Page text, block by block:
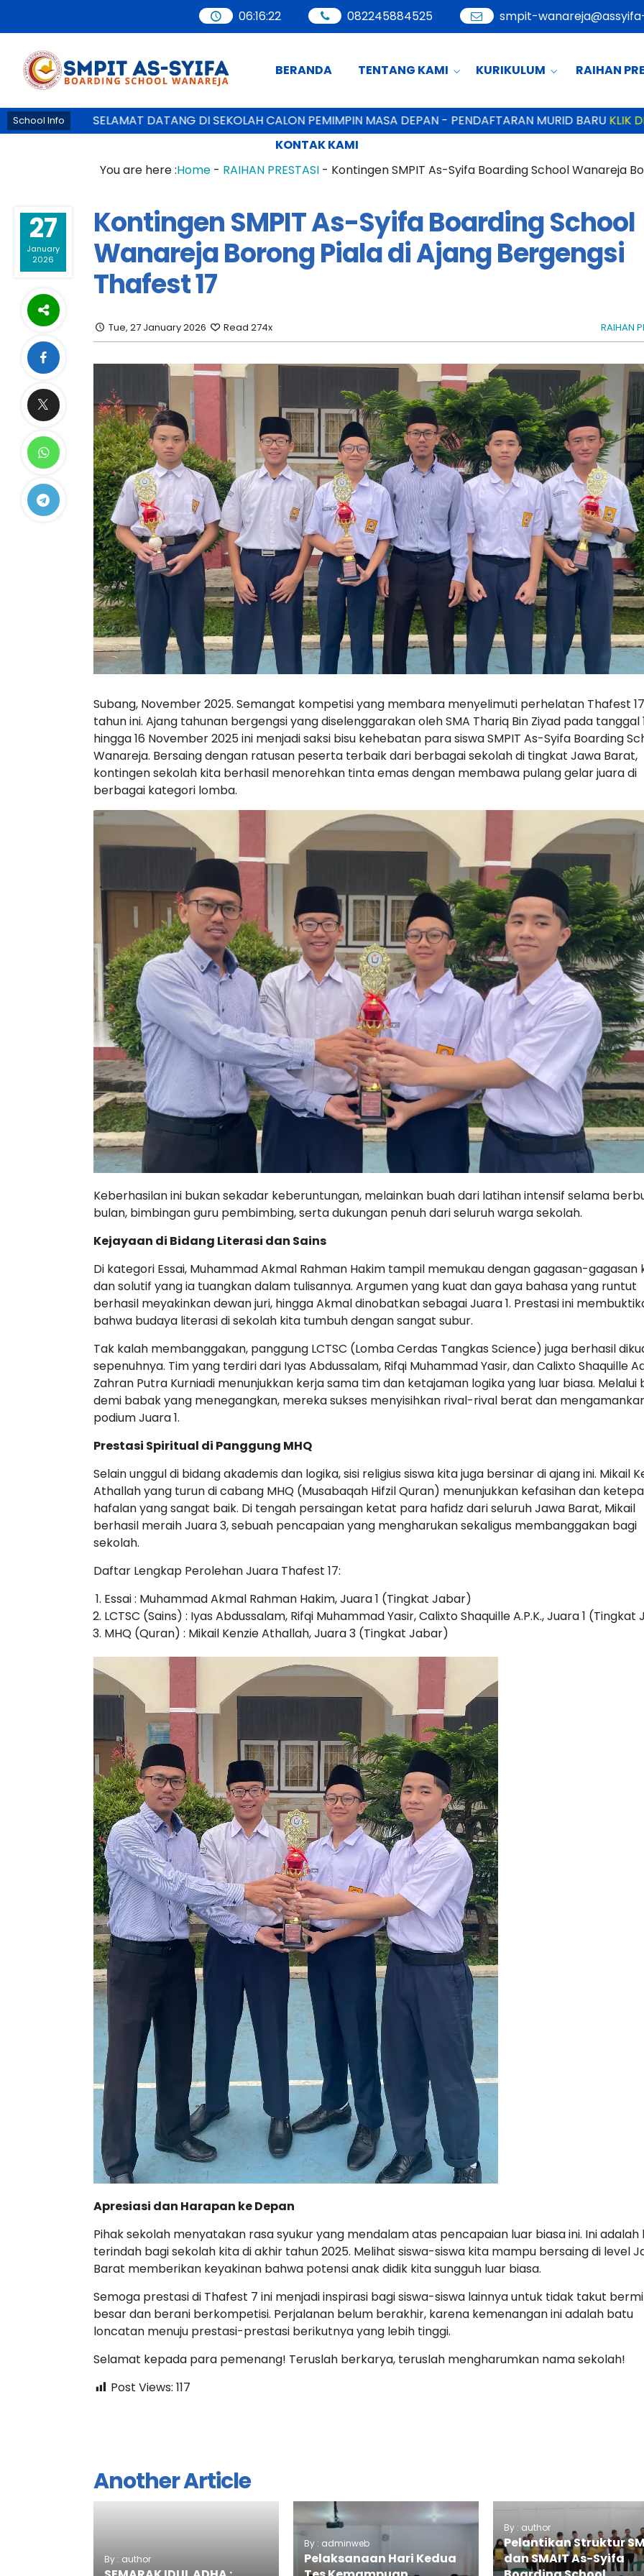
06:16:23 082245884525 smpit-
BERANDA TENTANG KAMI KURIKULUM RAIHAN
KONTAK KAMI
School InfoSELAMAT DATANG DI SEKOLAH CALON PEMIMPIN MASA DEPAN - PENDAFTARAN MURID BARUKLIK DISINI
You are here :Home - RAIHAN PRESTASI - Kontingen SMPIT As-Syifa Boarding School Wanareja
27
January
2026
Kontingen SMPIT As-Syifa Boarding School
Wanareja Borong Piala di Ajang Bergengsi
Thafest 17
Tue, 27 January 2026 Read 274x RAIHAN
Subang, November 2025. Semangat kompetisi yang membara menyelimuti perhelatan Thafest 17
tahun ini. Ajang tahunan bergengsi yang diselenggarakan oleh SMA Thariq Bin Ziyad pada tanggal
hingga 16 November 2025 ini menjadi saksi bisu kehebatan para siswa SMPIT As-Syifa Boarding
Wanareja. Bersaing dengan ratusan peserta terbaik dari berbagai sekolah di tingkat Jawa Barat,
kontingen sekolah kita berhasil menorehkan tinta emas dengan membawa pulang gelar juara di
berbagai kategori lomba.
Keberhasilan ini bukan sekadar keberuntungan, melainkan buah dari latihan intensif selama
bulan, bimbingan guru pembimbing, serta dukungan penuh dari seluruh warga sekolah.
Kejayaan di Bidang Literasi dan Sains
Di kategori Essai, Muhammad Akmal Rahman Hakim tampil memukau dengan gagasan-gagasan
dan solutif yang ia tuangkan dalam tulisannya. Argumen yang kuat dan gaya bahasa yang runtut
berhasil meyakinkan dewan juri, hingga Akmal dinobatkan sebagai Juara 1. Prestasi ini
bahwa budaya literasi di sekolah kita tumbuh dengan sangat subur.
Tak kalah membanggakan, panggung LCTSC (Lomba Cerdas Tangkas Science) juga berhasil
sepenuhnya. Tim yang terdiri dari Iyas Abdussalam, Rifqi Muhammad Yasir, dan Calixto Shaquille
Zahran Putra Kurniadi menunjukkan kerja sama tim dan ketajaman logika yang luar biasa. Melalui
demi babak yang menegangkan, mereka sukses menyisihkan rival-rival berat dan
podium Juara 1.
Prestasi Spiritual di Panggung MHQ
Selain unggul di bidang akademis dan logika, sisi religius siswa kita juga bersinar di ajang ini. Mikail
Athallah yang turun di cabang MHQ (Musabaqah Hifzil Quran) menunjukkan kefasihan dan
hafalan yang sangat baik. Di tengah persaingan ketat para hafidz dari seluruh Jawa Barat, Mikail
berhasil meraih Juara 3, sebuah pencapaian yang mengharukan sekaligus membanggakan bagi
sekolah.
Daftar Lengkap Perolehan Juara Thafest 17:
Essai : Muhammad Akmal Rahman Hakim, Juara 1 (Tingkat Jabar)
LCTSC (Sains) : Iyas Abdussalam, Rifqi Muhammad Yasir, Calixto Shaquille A.P.K., Juara 1
MHQ (Quran) : Mikail Kenzie Athallah, Juara 3 (Tingkat Jabar)
Apresiasi dan Harapan ke Depan
Pihak sekolah menyatakan rasa syukur yang mendalam atas pencapaian luar biasa ini. Ini adalah
terindah bagi sekolah kita di akhir tahun 2025. Melihat siswa-siswa kita mampu bersaing di level
Barat memberikan keyakinan bahwa potensi anak didik kita sungguh luar biasa.
Semoga prestasi di Thafest 7 ini menjadi inspirasi bagi siswa-siswa lainnya untuk tidak takut
besar dan berani berkompetisi. Perjalanan belum berakhir, karena kemenangan ini adalah batu
loncatan menuju prestasi-prestasi berikutnya yang lebih tinggi.
Selamat kepada para pemenang! Teruslah berkarya, teruslah mengharumkan nama sekolah!
Post Views: 117
Another Article
By : author
By : adminweb
Pelaksanaan Hari Kedua
By : author
Pelantikan Struktur
dan SMAIT As-Syifa